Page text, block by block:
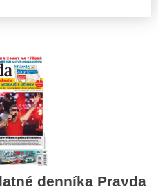
denníka Pravda